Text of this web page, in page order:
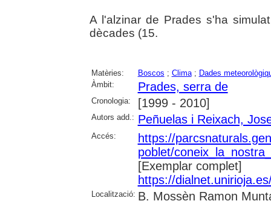
A l'alzinar de Prades s'ha
dècades (15.
Matèries: Boscos ; Clima; Dades
Àmbit:
Prades, serra de
Cronologia: [1999 - 2010]
Autors add.: Peñuelas i Reixach,
Accés:
https://
poblet/
[Exemplar complet]
https://
Localització: B. Mossèn Ramon